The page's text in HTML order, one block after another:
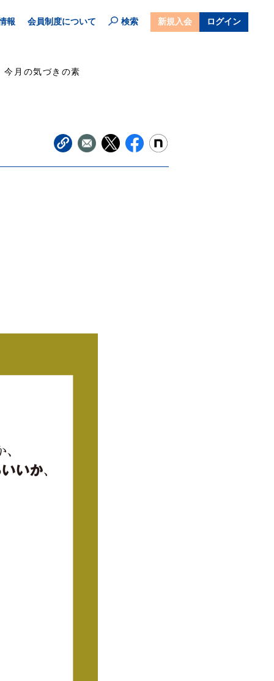
報 会員制度について 検索 新規入会 ログイン
今月の気づきの素